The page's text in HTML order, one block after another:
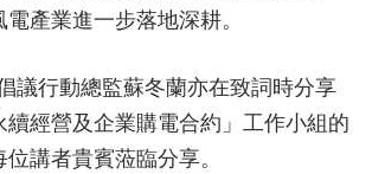
產業進一步落地深耕。
議行動總監蘇冬蘭亦在致詞時分享
續經營及企業購電合約」工作小組的
講者貴賓蒞臨分享。